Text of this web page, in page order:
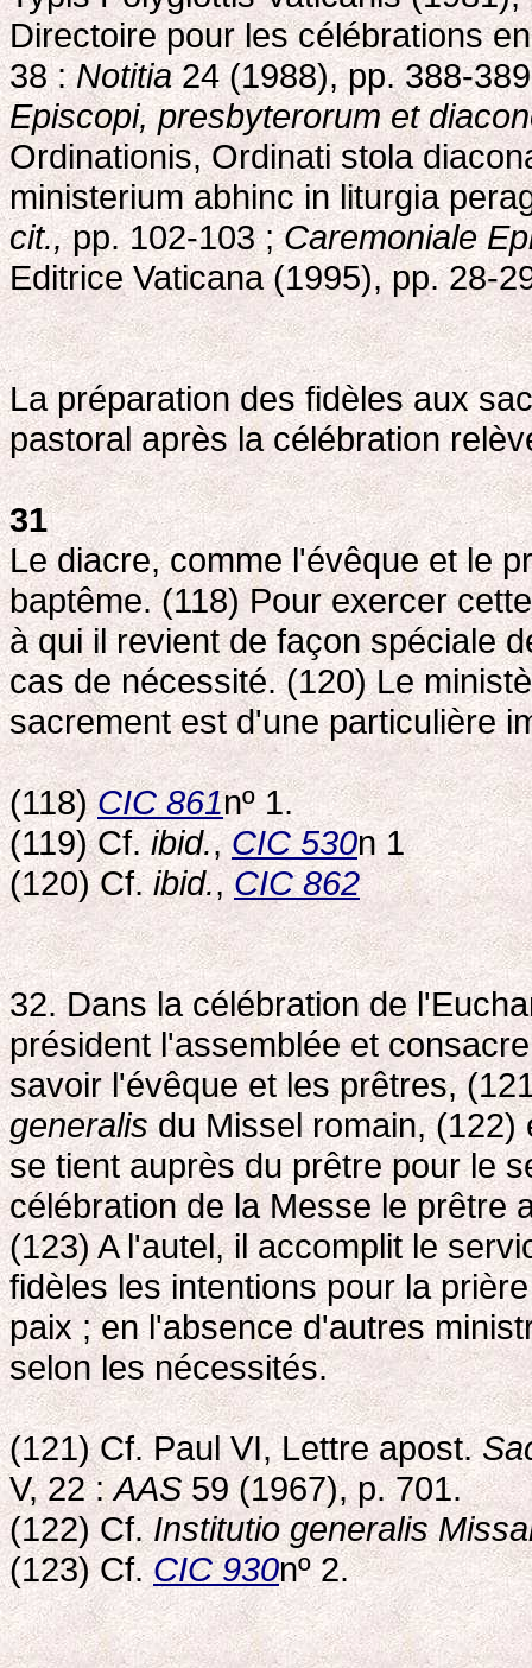
Directoire pour les célébrations
38 :Notitia24 (1988), pp. 388-
Episcopi, presbyterorum et
Ordinationis, Ordinati stola
ministerium abhinc in liturgia
cit.,pp. 102-103 ;Caremoniale
Editrice Vaticana (1995), pp. 28-
La préparation des fidèles aux
pastoral après la célébration
31
Le diacre, comme l'évêque et le
baptême. (118) Pour exercer
à qui il revient de façon spéciale
cas de nécessité. (120) Le
sacrement est d'une particulière
(118)CIC 861nº 1.
(119) Cf.ibid.,CIC 530n 1
(120) Cf.ibid.,CIC 862
32. Dans la célébration de
président l'assemblée et
savoir l'évêque et les prêtres,
generalisdu Missel romain, (122)
se tient auprès du prêtre pour le
célébration de la Messe le prêtre
(123) A l'autel, il accomplit le
fidèles les intentions pour la
paix ; en l'absence d'autres
selon les nécessités.
(121) Cf. Paul VI, Lettre apost.
V, 22 :AAS59 (1967), p. 701.
(122) Cf.Institutio generalis
(123) Cf.CIC 930nº 2.